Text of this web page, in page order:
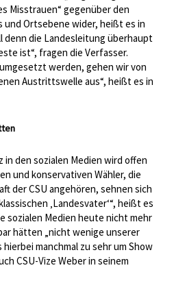
Misstrauen“ gegenüber den
Ortsebene wider, heißt es in
denn die Landesleitung überhaupt
ist“, fragen die Verfasser.
werden, gehen wir von
Austrittswelle aus“, heißt es in
in den sozialen Medien wird offen
und konservativen Wähler, die
der CSU angehören, sehnen sich
‚Landesvater‘“, heißt es
sozialen Medien heute nicht mehr
hätten „nicht wenige unserer
manchmal zu sehr um Show
CSU-Vize Weber in seinem